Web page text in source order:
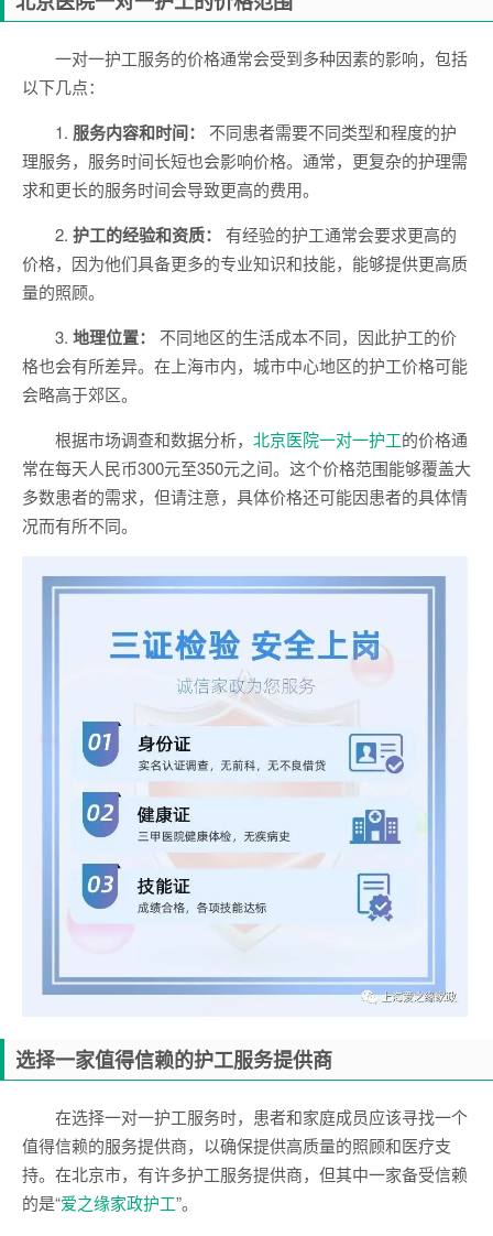
一对一护工服务的价格通常会受到多种因素的影响，包括
以下几点：
1. 服务内容和时间：
不同患者需要不同类型和程度的护
理服务，服务时间长短也会影响价格。通常，更复杂的护理需
求和更长的服务时间会导致更高的费用。
2. 护工的经验和资质：
有经验的护工通常会要求更高的
价格，因为他们具备更多的专业知识和技能，能够提供更高质
量的照顾。
3. 地理位置：
不同地区的生活成本不同，因此护工的价
格也会有所差异。在上海市内，城市中心地区的护工价格可能
会略高于郊区。
根据市场调查和数据分析， 北京医院一对一护工的价格通
常在每天人民币300元至350元之间。这个价格范围能够覆盖大
多数患者的需求，但请注意，具体价格还可能因患者的具体情
况而有所不同。
选择一家值得信赖的护工服务提供商
在选择一对一护工服务时，患者和家庭成员应该寻找一个
值得信赖的服务提供商，以确保提供高质量的照顾和医疗支
持。在北京市，有许多护工服务提供商，但其中一家备受信赖
的是“爱之缘家政护工”。